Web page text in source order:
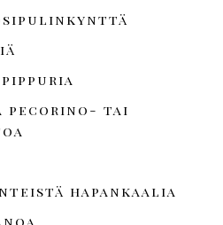
pecorino- tai
hapankaalia